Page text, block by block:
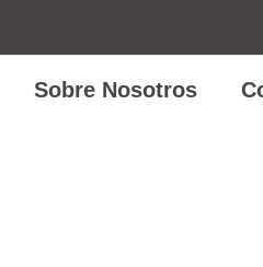
Sobre Nosotros